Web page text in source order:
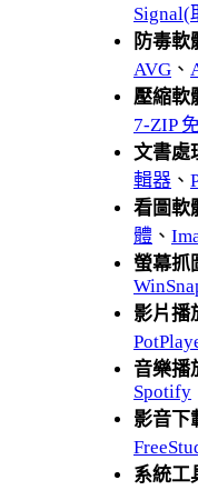
Signal(
防毒軟
AVG 、
壓縮軟
7-ZIP
文書處
輯器 、
看圖軟
體 、
螢幕抓
影片播
音樂播
Spotify
影音下
系統工